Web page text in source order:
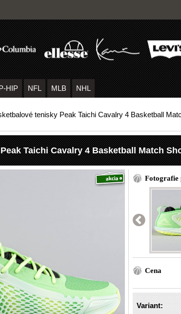
HIP NFL MLB NHL
tenisky Peak Taichi Cavalry 4 Basketball
Taichi Cavalry 4 Basketball Match
Fotografie
Cena
Variant: